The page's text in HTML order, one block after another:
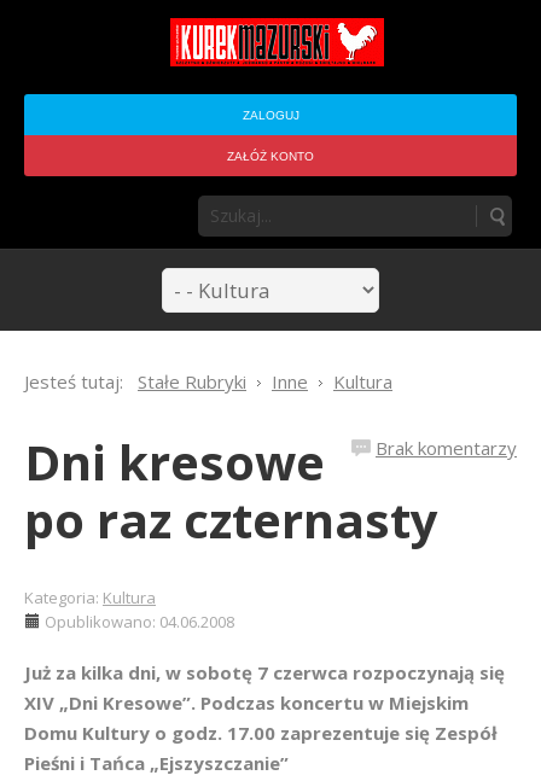
ZALOGUJ
ZAŁÓŻ KONTO
Jesteś tutaj: Stałe Rubryki Inne Kultura
Brak komentarzy
Dni kresowe
po raz czternasty
Kategoria: Kultura
Opublikowano: 04.06.2008
Już za kilka dni, w sobotę 7 czerwca rozpoczynają się
XIV „Dni Kresowe”. Podczas koncertu w Miejskim
Domu Kultury o godz. 17.00 zaprezentuje się Zespół
Pieśni i Tańca „Ejszyszczanie”